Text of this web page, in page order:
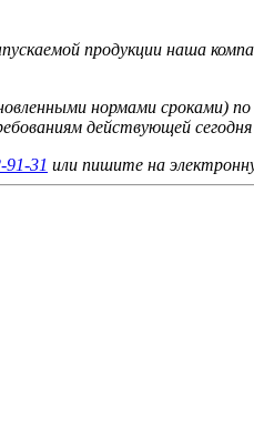
продукции наша
нормами
действующей
или пишите на